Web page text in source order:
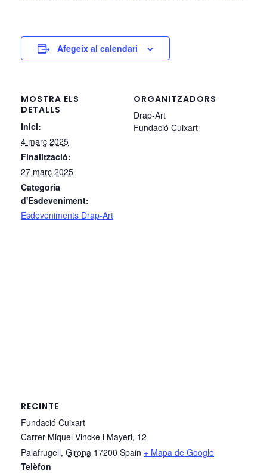
Afegeix al calendari
MOSTRA ELS
DETALLS
Inici:
4 març 2025
Finalització:
27 març 2025
Categoria
d'Esdeveniment:
Esdeveniments Drap-Art
ORGANITZADORS
Drap-Art
Fundació Cuixart
RECINTE
Fundació Cuixart
Carrer Miquel Vincke i Mayeri, 12
Palafrugell, Girona 17200 Spain + Mapa de Google
Telèfon